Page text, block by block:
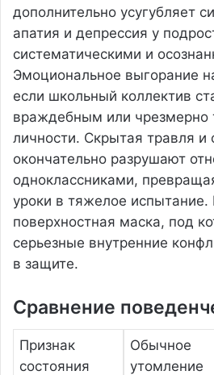
дополнительно усугубляет
апатия и депрессия у
систематическими и
Эмоциональное выгорание
если школьный коллектив
враждебным или чрезмерно
личности. Скрытая травля и
окончательно разрушают
одноклассниками,
уроки в тяжелое испытание.
поверхностная маска, под
серьезные внутренние
в защите.
Сравнение
Признак
состояния
Обычное
утомление